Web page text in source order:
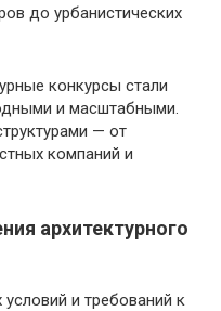
до урбанистических
конкурсы стали
и масштабными.
— от
компаний и
архитектурного
и требований к